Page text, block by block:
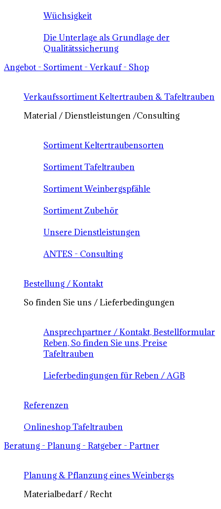
Wüchsigkeit
Die Unterlage als Grundlage der
Qualitätssicherung
Angebot - Sortiment - Verkauf - Shop
Verkaufssortiment Keltertrauben & Tafeltrauben
Material / Dienstleistungen /Consulting
Sortiment Keltertraubensorten
Sortiment Tafeltrauben
Sortiment Weinbergspfähle
Sortiment Zubehör
Unsere Dienstleistungen
ANTES - Consulting
Bestellung / Kontakt
So finden Sie uns / Lieferbedingungen
Ansprechpartner / Kontakt, Bestellformular
Reben, So finden Sie uns, Preise
Tafeltrauben
Lieferbedingungen für Reben / AGB
Referenzen
Onlineshop Tafeltrauben
Beratung - Planung - Ratgeber - Partner
Planung & Pflanzung eines Weinbergs
Materialbedarf / Recht